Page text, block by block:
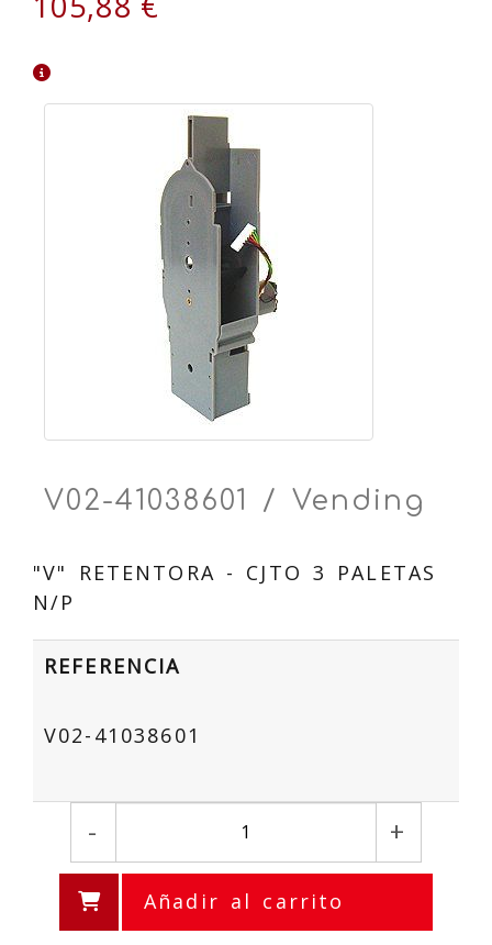
V02-41038601 / Vending
"V" RETENTORA - CJTO 3 PALETAS
N/P
REFERENCIA
V02-41038601
- +
Añadir al carrito